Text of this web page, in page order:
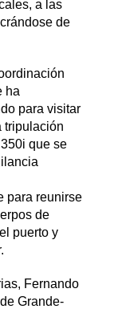
a las
de
ha
para visitar
tripulación
que se
para reunirse
de
puerto y
Fernando
Grande-